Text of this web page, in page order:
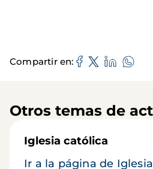
Compartir en
Otros temas de
Iglesia católica
Ir a la página de